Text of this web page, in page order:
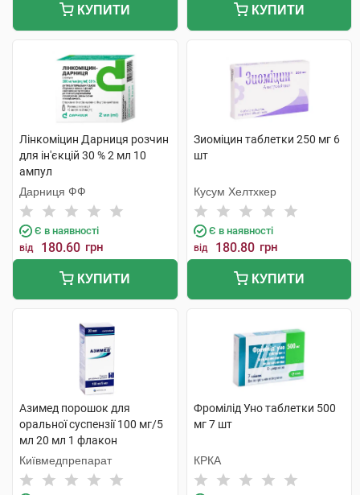
КУПИТИ КУПИТИ
Лінкоміцин Дарниця розчин
для ін'єкцій 30 % 2 мл 10
ампул
Дарниця ФФ
Є в наявності
від 180.60 грн
КУПИТИ
Зиоміцин таблетки 250 мг 6
шт
Кусум Хелтхкер
Є в наявності
від 180.80 грн
КУПИТИ
Азимед порошок для
оральної суспензії 100 мг/5
мл 20 мл 1 флакон
Київмедпрепарат
Фромілід Уно таблетки 500
мг 7 шт
КРКА